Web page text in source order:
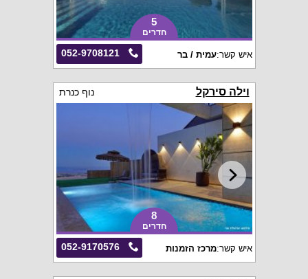
5
חדרים
052-9708121 איש קשר:עמית / בר
וילה סירקל נוף כנרת
8
חדרים
052-9170576 איש קשר:מרכז הזמנות